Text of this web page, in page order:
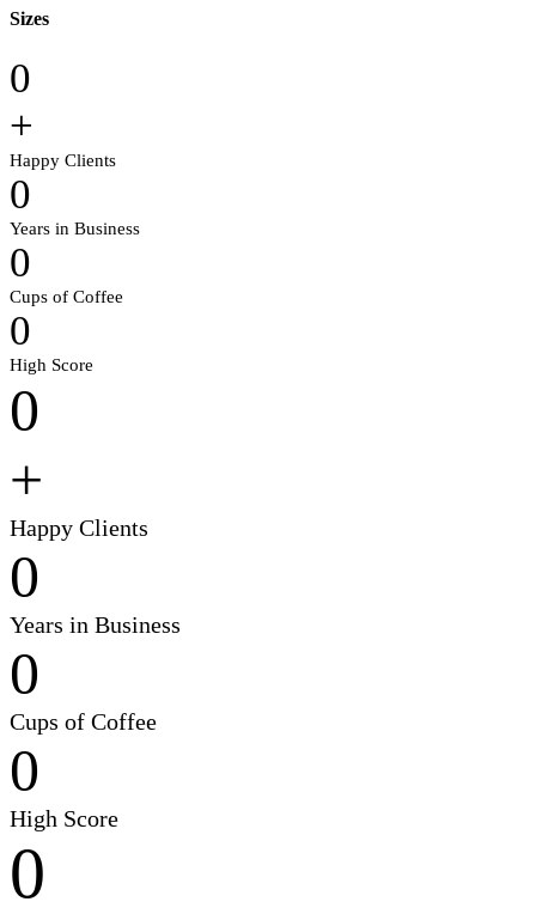
Sizes
0
+
Happy Clients
0
Years in Business
0
Cups of Coffee
0
High Score
0
+
Happy Clients
0
Years in Business
0
Cups of Coffee
0
High Score
0